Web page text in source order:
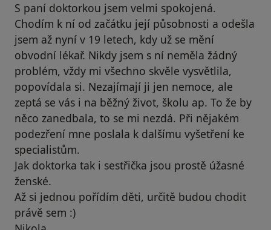
S paní doktorkou jsem velmi spokojená.
Chodím k ní od začátku její působnosti a odešla
jsem až nyní v 19 letech, kdy už se mění
obvodní lékař. Nikdy jsem s ní neměla žádný
problém, vždy mi všechno skvěle vysvětlila,
popovídala si. Nezajímají ji jen nemoce, ale
zeptá se vás i na běžný život, školu ap. To že by
něco zanedbala, to se mi nezdá. Při nějakém
podezření mne poslala k dalšímu vyšetření ke
specialistům.
Jak doktorka tak i sestřička jsou prostě úžasné
ženské.
Až si jednou pořídím děti, určitě budou chodit
právě sem :)